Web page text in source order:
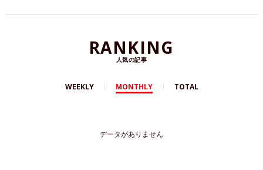
RANKING
人気の記事
WEEKLY MONTHLY TOTAL
データがありません